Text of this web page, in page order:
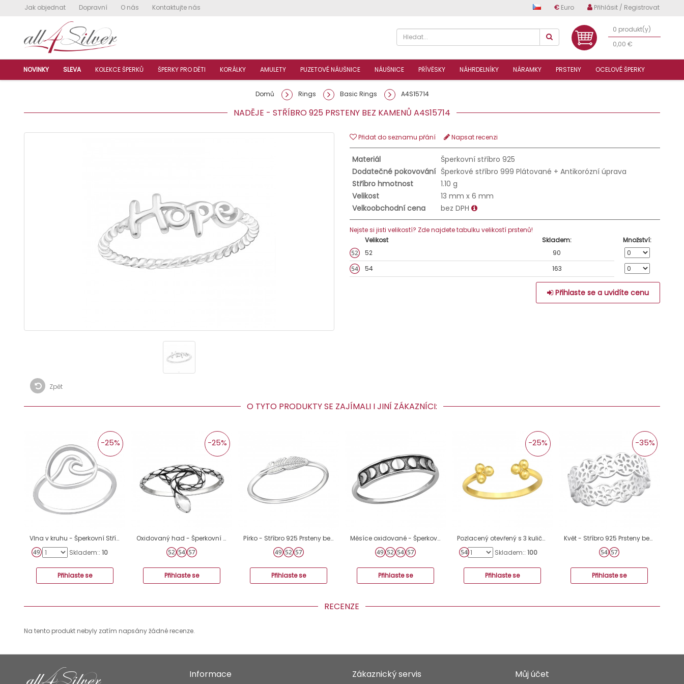
Jak objednat Dopravní O nás Kontaktujte nás € Euro Přihlásit / Registrovat
0 produkt(y)
0,00 €
NOVINKY SLEVA KOLEKCE ŠPERKŮ ŠPERKY PRO DĚTI KORÁLKY AMULETY PUZETOVÉ NÁUŠNICE NÁUŠNICE PŘÍVĚSKY NÁHRDELNÍKY NÁRAMKY PRSTENY OCELOVÉ ŠPERKY
Domů Rings Basic Rings A4S15714
NADĚJE - STŘÍBRO 925 PRSTENY BEZ KAMENŮ A4S15714
Zpět
Přidat do seznamu přání Napsat recenzi
Materiál
Šperkovní stříbro 925
Dodatečné pokovování Šperkové stříbro 999 Plátované + Antikorózní úprava
Stříbro hmotnost
1.10 g
Velikost
13 mm x 6 mm
Velkoobchodní cena
bez DPH
Nejste si jisti velikostí? Zde najdete tabulku velikostí prstenů!
Velikost
Skladem:
Množství:
52
90
54
163
Přihlaste se a uvidíte cenu
O TYTO PRODUKTY SE ZAJÍMALI I JINÍ ZÁKAZNÍCI:
Vlna v kruhu - Šperkovní Stříbro 925 Prsteny Bez Kamenů A4S46767
-25%
Skladem:: 10
Přihlaste se
Oxidovaný had - Šperkovní Stříbro 925 Prsteny Bez Kamenů A4S44130
-25%
Přihlaste se
Pírko - Stříbro 925 Prsteny bez kamenů A4S38130
Přihlaste se
Měsíce oxidované - Šperkovní Stříbro 925 Prsteny Bez Kamenů A4S50006
Přihlaste se
Pozlacený otevřený s 3 kuličkami - Šperkovní Stříbro 925 Prsteny Bez Kamenů A4S42596
-25%
Skladem:: 100
Přihlaste se
Květ - Stříbro 925 Prsteny bez kamenů A4S41397
-35%
Přihlaste se
RECENZE
Na tento produkt nebyly zatím napsány žádné recenze.
Informace Zákaznický servis Můj účet